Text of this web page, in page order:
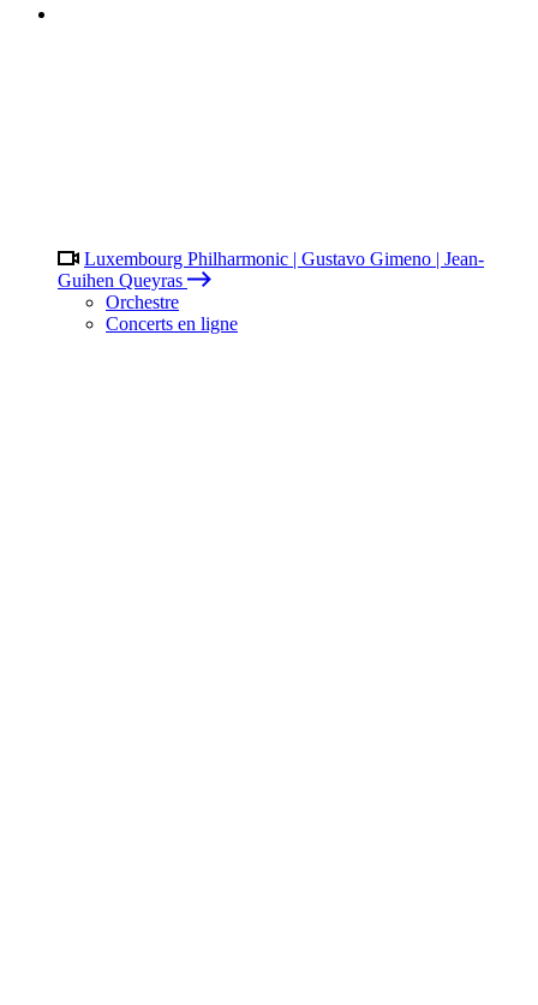
Luxembourg Philharmonic | Gustavo Gimeno | Jean-
Guihen Queyras
Orchestre
Concerts en ligne